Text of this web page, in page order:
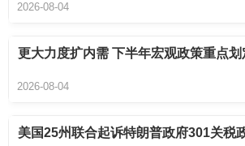
2026-08-04
更大力度扩内需 下半年宏观政策重点划
2026-08-04
美国25州联合起诉特朗普政府301关税